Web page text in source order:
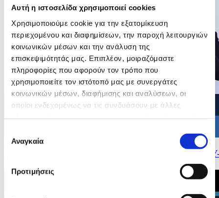
Αυτή η ιστοσελίδα χρησιμοποιεί cookies
Χρησιμοποιούμε cookie για την εξατομίκευση
περιεχομένου και διαφημίσεων, την παροχή λειτουργιών
κοινωνικών μέσων και την ανάλυση της
επισκεψιμότητάς μας. Επιπλέον, μοιραζόμαστε
πληροφορίες που αφορούν τον τρόπο που
χρησιμοποιείτε τον ιστότοπό μας με συνεργάτες
κοινωνικών μέσων, διαφήμισης και αναλύσεων, οι
οποίοι ενδεχομένως να τις συνδυάσουν με άλλες
των υπηρεσιών τους.
συγκατάθεσης
Αναγκαία
Προτιμήσεις
26/05/2026 12:15
Σύστημα Έγκαιρης Προειδοποίησης του Πληθυσμού